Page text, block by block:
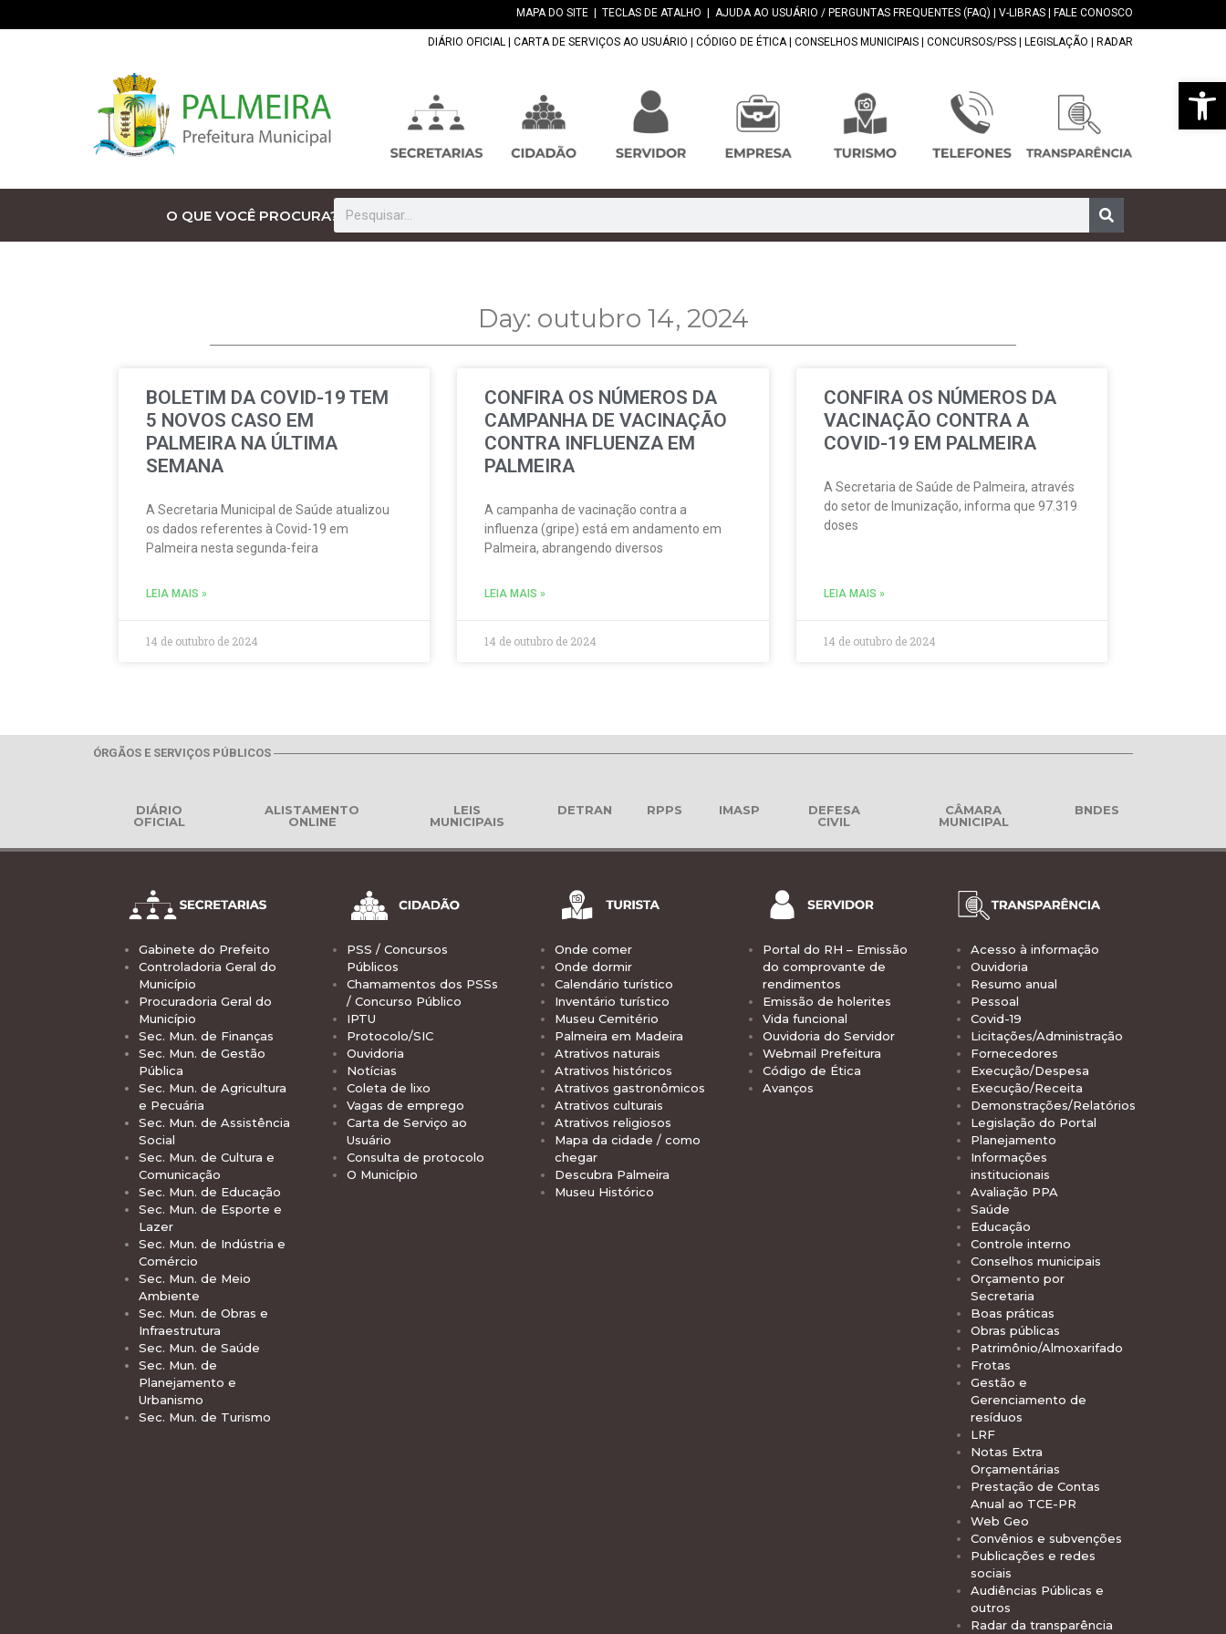
Abrir
MAPA DO SITE TECLAS DE ATALHO AJUDA AO USUÁRIO / PERGUNTAS FREQUENTES (FAQ) V-LIBRAS FALE CONOSCO
DIÁRIO OFICIAL CARTA DE SERVIÇOS AO USUÁRIO CÓDIGO DE ÉTICA| CONSELHOS MUNICIPAIS CONCURSOS/PSS LEGISLAÇÃO RADAR
O QUE VOCÊ PROCURA?
Day: outubro 14, 2024
BOLETIM DA COVID-19 TEM
5 NOVOS CASO EM
PALMEIRA NA ÚLTIMA
SEMANA
A Secretaria Municipal de Saúde atualizou
os dados referentes à Covid-19 em
Palmeira nesta segunda-feira
LEIA MAIS »
14 de outubro de 2024
CONFIRA OS NÚMEROS DA
CAMPANHA DE VACINAÇÃO
CONTRA INFLUENZA EM
PALMEIRA
A campanha de vacinação contra a
influenza (gripe) está em andamento em
Palmeira, abrangendo diversos
LEIA MAIS »
14 de outubro de 2024
CONFIRA OS NÚMEROS DA
VACINAÇÃO CONTRA A
COVID-19 EM PALMEIRA
A Secretaria de Saúde de Palmeira, através
do setor de Imunização, informa que 97.319
doses
LEIA MAIS »
14 de outubro de 2024
ÓRGÃOS E SERVIÇOS PÚBLICOS
DIÁRIO
OFICIAL
ALISTAMENTO
ONLINE
LEIS
MUNICIPAIS
DETRAN RPPS IMASP
DEFESA
CIVIL
CÂMARA
MUNICIPAL
BNDES
Gabinete do Prefeito
Controladoria Geral do
Município
Procuradoria Geral do
Município
Sec. Mun. de Finanças
Sec. Mun. de Gestão
Pública
Sec. Mun. de Agricultura
e Pecuária
Sec. Mun. de Assistência
Social
Sec. Mun. de Cultura e
Comunicação
Sec. Mun. de Educação
Sec. Mun. de Esporte e
Lazer
Sec. Mun. de Indústria e
Comércio
Sec. Mun. de Meio
Ambiente
Sec. Mun. de Obras e
Infraestrutura
Sec. Mun. de Saúde
Sec. Mun. de
Planejamento e
Urbanismo
Sec. Mun. de Turismo
PSS / Concursos
Públicos
Chamamentos dos PSSs
/ Concurso Público
IPTU
Protocolo/SIC
Ouvidoria
Notícias
Coleta de lixo
Vagas de emprego
Carta de Serviço ao
Usuário
Consulta de protocolo
O Município
Onde comer
Onde dormir
Calendário turístico
Inventário turístico
Museu Cemitério
Palmeira em Madeira
Atrativos naturais
Atrativos históricos
Atrativos gastronômicos
Atrativos culturais
Atrativos religiosos
Mapa da cidade / como
chegar
Descubra Palmeira
Museu Histórico
Portal do RH – Emissão
do comprovante de
rendimentos
Emissão de holerites
Vida funcional
Ouvidoria do Servidor
Webmail Prefeitura
Código de Ética
Avanços
Acesso à informação
Ouvidoria
Resumo anual
Pessoal
Covid-19
Licitações/Administração
Fornecedores
Execução/Despesa
Execução/Receita
Demonstrações/Relatórios
Legislação do Portal
Planejamento
Informações
institucionais
Avaliação PPA
Saúde
Educação
Controle interno
Conselhos municipais
Orçamento por
Secretaria
Boas práticas
Obras públicas
Patrimônio/Almoxarifado
Frotas
Gestão e
Gerenciamento de
resíduos
LRF
Notas Extra
Orçamentárias
Prestação de Contas
Anual ao TCE-PR
Web Geo
Convênios e subvenções
Publicações e redes
sociais
Audiências Públicas e
outros
Radar da transparência